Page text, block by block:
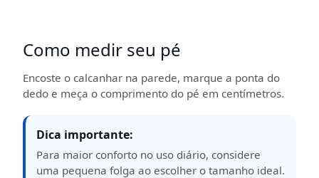
Como medir seu pé
Encoste o calcanhar na parede, marque a ponta do
dedo e meça o comprimento do pé em centímetros.
Dica importante:
Para maior conforto no uso diário, considere
uma pequena folga ao escolher o tamanho ideal.